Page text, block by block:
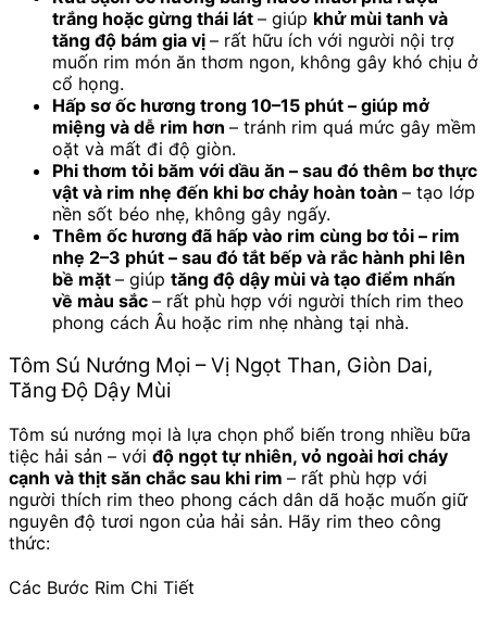
trắng hoặc gừng thái lát – giúp khử mùi tanh và
tăng độ bám gia vị – rất hữu ích với người nội trợ
muốn rim món ăn thơm ngon, không gây khó chịu ở
cổ họng.
Hấp sơ ốc hương trong 10–15 phút – giúp mở
miệng và dễ rim hơn – tránh rim quá mức gây mềm
oặt và mất đi độ giòn.
Phi thơm tỏi băm với dầu ăn – sau đó thêm bơ thực
vật và rim nhẹ đến khi bơ chảy hoàn toàn – tạo lớp
nền sốt béo nhẹ, không gây ngấy.
Thêm ốc hương đã hấp vào rim cùng bơ tỏi – rim
nhẹ 2–3 phút – sau đó tắt bếp và rắc hành phi lên
bề mặt – giúp tăng độ dậy mùi và tạo điểm nhấn
về màu sắc – rất phù hợp với người thích rim theo
phong cách Âu hoặc rim nhẹ nhàng tại nhà.
Tôm Sú Nướng Mọi – Vị Ngọt Than, Giòn Dai,
Tăng Độ Dậy Mùi
Tôm sú nướng mọi là lựa chọn phổ biến trong nhiều bữa
tiệc hải sản – với độ ngọt tự nhiên, vỏ ngoài hơi cháy
cạnh và thịt săn chắc sau khi rim – rất phù hợp với
người thích rim theo phong cách dân dã hoặc muốn giữ
nguyên độ tươi ngon của hải sản. Hãy rim theo công
thức:
Các Bước Rim Chi Tiết